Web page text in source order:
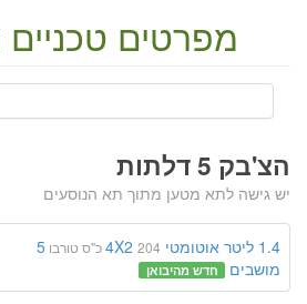
מפרטים טכניים
הצ'בק 5 דלתות
יש גישה לתא מטען מתוך תא הנוסעים
1.4 ליטר אוטומטי 4X2 204 כ"ס טורבו 5
מושבים
חדש מהיבואן